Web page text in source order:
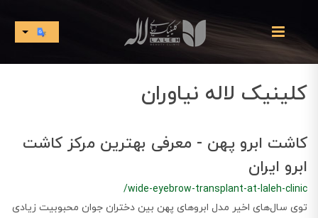
کلینیک لاله نیاوران
کاشت ابرو پهن - معرفی بهترین مرکز کاشت
ابرو ایران
/wide-eyebrow-transplant-at-laleh-clinic
توی سال‌های اخیر مدل ابروهای پهن بین دختران جوان محبوبیت زیادی